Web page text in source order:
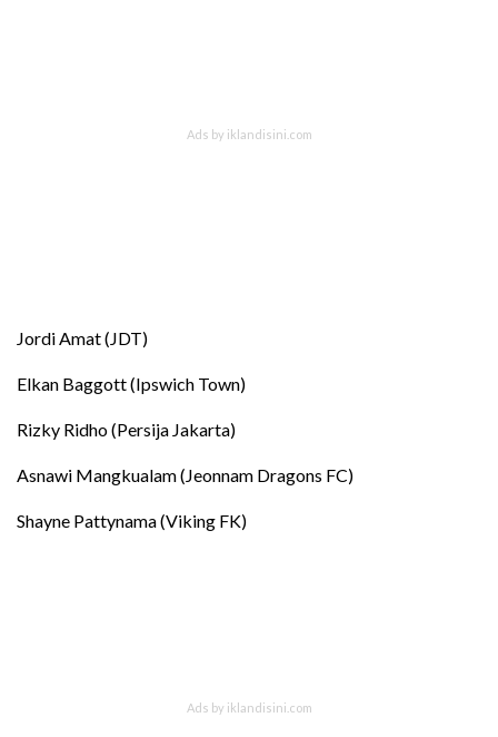
Jordi Amat (JDT)
Elkan Baggott (Ipswich Town)
Rizky Ridho (Persija Jakarta)
Asnawi Mangkualam (Jeonnam Dragons FC)
Shayne Pattynama (Viking FK)